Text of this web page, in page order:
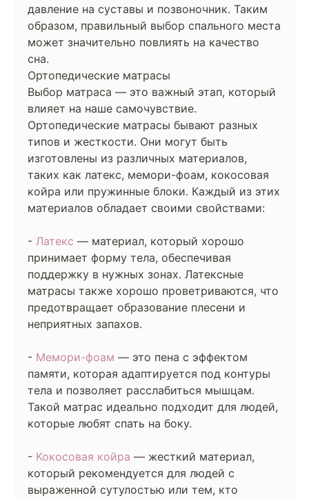
давление на суставы и позвоночник. Таким
образом, правильный выбор спального места
может значительно повлиять на качество
сна.
Ортопедические матрасы
Выбор матраса — это важный этап, который
влияет на наше самочувствие.
Ортопедические матрасы бывают разных
типов и жесткости. Они могут быть
изготовлены из различных материалов,
таких как латекс, мемори-фоам, кокосовая
койра или пружинные блоки. Каждый из этих
материалов обладает своими свойствами:
- Латекс — материал, который хорошо
принимает форму тела, обеспечивая
поддержку в нужных зонах. Латексные
матрасы также хорошо проветриваются, что
предотвращает образование плесени и
неприятных запахов.
- Мемори-фоам — это пена с эффектом
памяти, которая адаптируется под контуры
тела и позволяет расслабиться мышцам.
Такой матрас идеально подходит для людей,
которые любят спать на боку.
- Кокосовая койра — жесткий материал,
который рекомендуется для людей с
выраженной сутулостью или тем, кто